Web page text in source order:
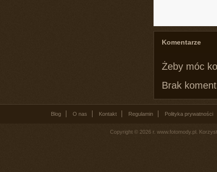
Komentarze
Żeby móc
Brak
Blog O nas Kontakt Regulamin Polityka prywatności
Copyright © 2026 r. www.fotomody.pl.